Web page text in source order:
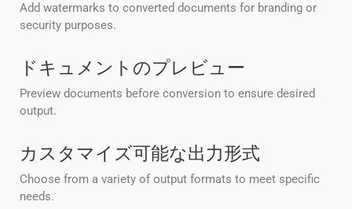
Add watermarks to converted documents for branding or
security purposes.
ドキュメントのプレビュー
Preview documents before conversion to ensure desired
output.
カスタマイズ可能な出力形式
Choose from a variety of output formats to meet specific
needs.